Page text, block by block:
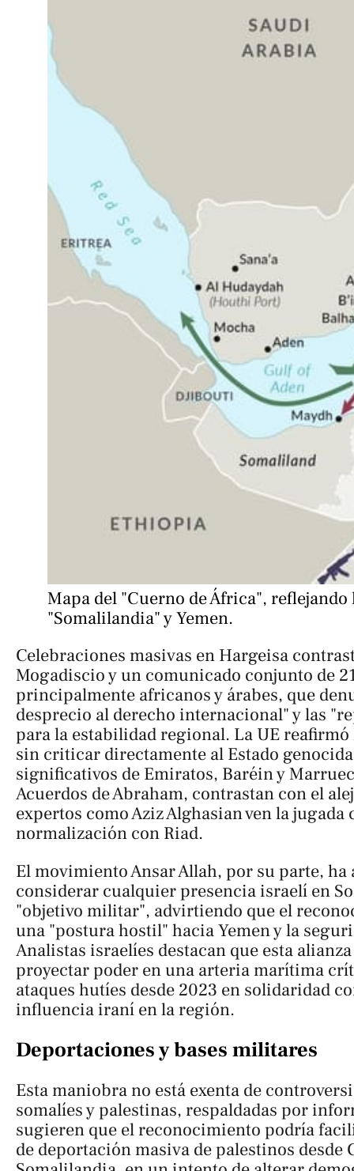
Mapa del "Cuerno de África",
"Somalilandia" y Yemen.
Celebraciones masivas en Hargeisa
Mogadiscio y un comunicado conjunto de
principalmente africanos y árabes, que
desprecio al derecho internacional" y las
para la estabilidad regional. La UE
sin criticar directamente al Estado
significativos de Emiratos, Baréin y
Acuerdos de Abraham, contrastan con el
expertos como Aziz Alghasian ven la jugada
normalización con Riad.
El movimiento Ansar Allah, por su parte, ha
considerar cualquier presencia israelí en
"objetivo militar", advirtiendo que el
una "postura hostil" hacia Yemen y la
Analistas israelíes destacan que esta
proyectar poder en una arteria marítima
ataques hutíes desde 2023 en solidaridad
influencia iraní en la región.
Deportaciones y bases militares
Esta maniobra no está exenta de
somalíes y palestinas, respaldadas por
sugieren que el reconocimiento podría
de deportación masiva de palestinos desde